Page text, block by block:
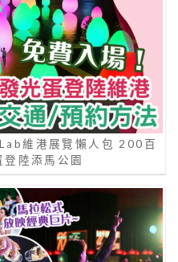
維港展覽懶人包 200百
陸添馬公園